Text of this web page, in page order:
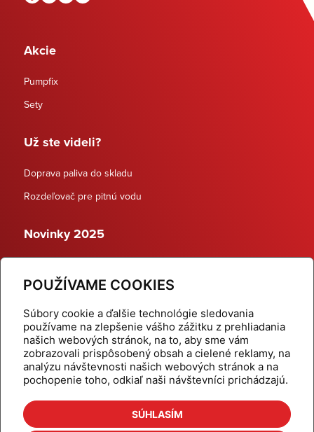
POUŽÍVAME COOKIES
Súbory cookie a ďalšie technológie sledovania
používame na zlepšenie vášho zážitku z prehliadania
našich webových stránok, na to, aby sme vám
zobrazovali prispôsobený obsah a cielené reklamy, na
analýzu návštevnosti našich webových stránok a na
pochopenie toho, odkiaľ naši návštevníci prichádzajú.
SÚHLASÍM
Akcie
Pumpfix
Sety
Už ste videli?
Doprava paliva do skladu
Rozdeľovač pre pitnú vodu
Novinky 2025
Dynamické termostatické ventily
Domov
Produkty
Aktuality
Odber šikovné tipy
Kalkulačky
Cenníky
Na stiahnutie
Referencie